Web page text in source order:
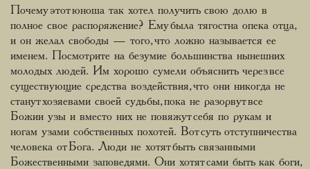
Почему этот юноша так хотел получить свою долю в
полное свое распоряжение? Ему была тягостна опека отца,
и он желал свободы — того, что ложно называется ее
именем. Посмотрите на безумие большинства нынешних
молодых людей. Им хорошо сумели объяснить через все
существующие средства воздействия, что они никогда не
станут хозяевами своей судьбы, пока не разорвут все
Божии узы и вместо них не повяжут себя по рукам и
ногам узами собственных похотей. Вот суть отступничества
человека от Бога. Люди не хотят быть связанными
Божественными заповедями. Они хотят сами быть как боги,